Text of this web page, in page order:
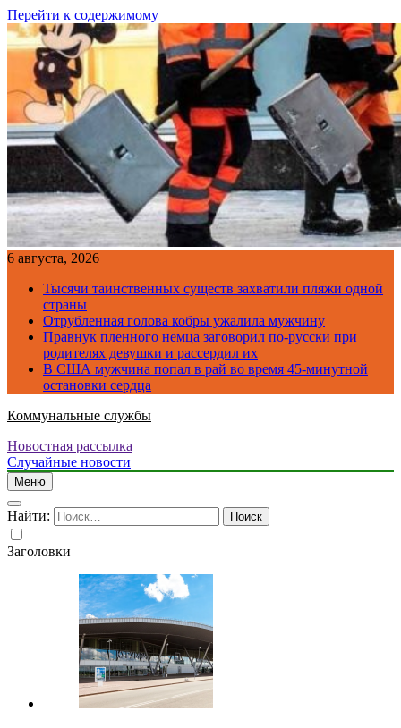
Перейти к содержимому
6 августа, 2026
Тысячи таинственных существ захватили пляжи одной
страны
Отрубленная голова кобры ужалила мужчину
Правнук пленного немца заговорил по-русски при
родителях девушки и рассердил их
В США мужчина попал в рай во время 45-минутной
остановки сердца
Коммунальные службы
Новостная рассылка
Случайные новости
Меню
Найти:
Заголовки